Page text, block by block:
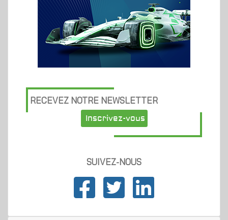
RECEVEZ NOTRE NEWSLETTER
Inscrivez-vous
SUIVEZ-NOUS